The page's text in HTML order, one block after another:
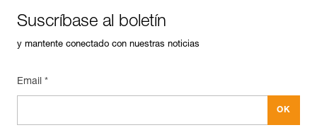
Suscríbase al boletín
y mantente conectado con nuestras noticias
Email *